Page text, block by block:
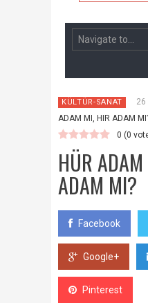
KÜLTÜR-SANAT 26
ADAM MI, HIR ADAM
0 (0
HÜR
ADAM MI?
Facebook
Google+
Pinterest